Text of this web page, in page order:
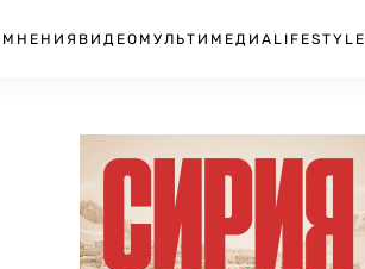
МНЕНИЯ ВИДЕО МУЛЬТИМЕДИА LIFESTYLE